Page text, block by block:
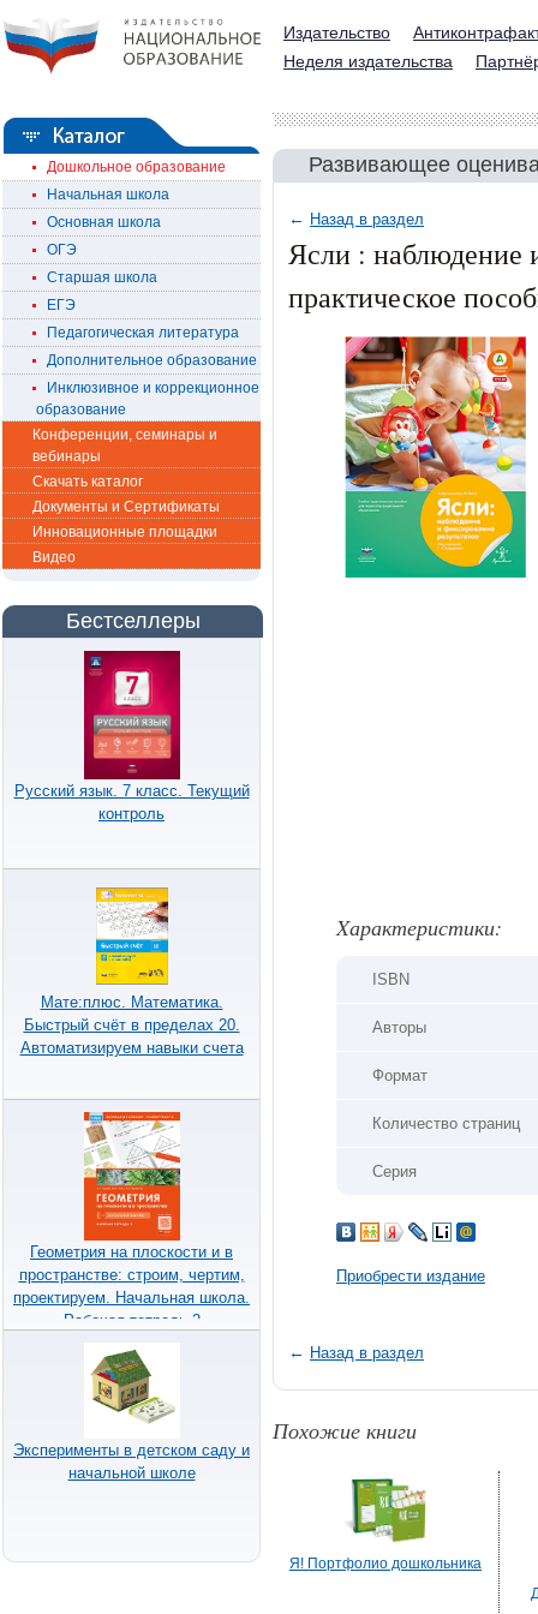
Издательство
Неделя издательства
Дошкольное образование
Начальная школа
Основная школа
ОГЭ
Старшая школа
ЕГЭ
Педагогическая литература
Дополнительное образование
Инклюзивное и коррекционное
образование
Конференции, семинары и
вебинары
Скачать каталог
Документы и Сертификаты
Инновационные площадки
Видео
Бестселлеры
Русский язык. 7 класс. Текущий
контроль
Мате:плюс. Математика.
Быстрый счёт в пределах 20.
Автоматизируем навыки счета
Геометрия на плоскости и в
пространстве: строим, чертим,
проектируем. Начальная школа.
Рабочая тетрадь 2
Эксперименты в детском саду и
начальной школе
Развивающее
← Назад в раздел
Ясли : наблюдение
практическое
Xарактеристики:
ISBN
Авторы
Формат
Количество страниц
Серия
Приобрести издание
← Назад в раздел
Похожие книги
Я! Портфолио дошкольника